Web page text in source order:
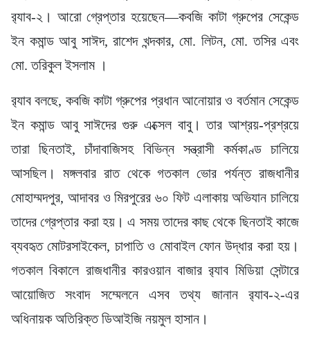
র‍্যাব-২। আরো গ্রেপ্তার হয়েছেন—কবজি কাটা গ্রুপের সেকেন্ড
ইন কমান্ড আবু সাঈদ, রাশেদ খন্দকার, মো. লিটন, মো. তসির এবং
মো. তরিকুল ইসলাম ।
র‍্যাব বলছে, কবজি কাটা গ্রুপের প্রধান আনোয়ার ও বর্তমান সেকেন্ড
ইন কমান্ড আবু সাঈদের গুরু এক্সেল বাবু। তার আশ্রয়-প্রশ্রয়ে
তারা ছিনতাই, চাঁদাবাজিসহ বিভিন্ন সন্ত্রাসী কর্মকাণ্ড চালিয়ে
আসছিল। মঙ্গলবার রাত থেকে গতকাল ভোর পর্যন্ত রাজধানীর
মোহাম্মদপুর, আদাবর ও মিরপুরের ৬০ ফিট এলাকায় অভিযান চালিয়ে
তাদের গ্রেপ্তার করা হয়। এ সময় তাদের কাছ থেকে ছিনতাই কাজে
ব্যবহৃত মোটরসাইকেল, চাপাতি ও মোবাইল ফোন উদ্ধার করা হয়।
গতকাল বিকালে রাজধানীর কারওয়ান বাজার র‍্যাব মিডিয়া সেন্টারে
আয়োজিত সংবাদ সম্মেলনে এসব তথ্য জানান র‍্যাব-২-এর
অধিনায়ক অতিরিক্ত ডিআইজি নয়মুল হাসান।